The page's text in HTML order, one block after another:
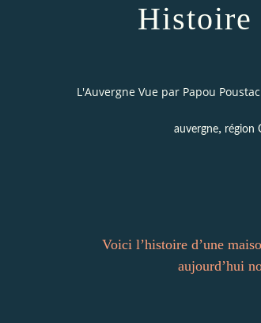
Histoire
L'Auvergne Vue par Papou
auvergne, région
Voici l’histoire d’une
aujourd’hui